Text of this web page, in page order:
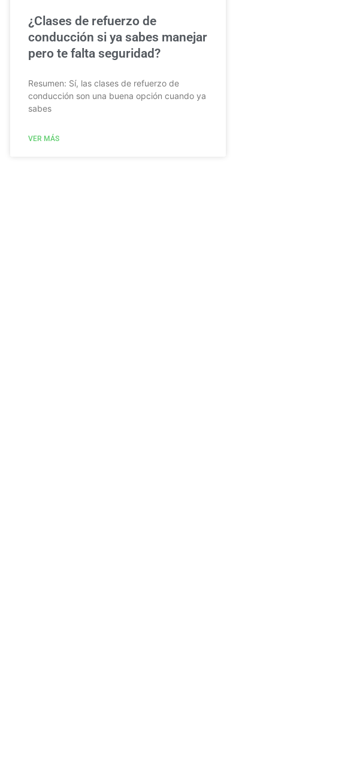
¿Clases de refuerzo de
conducción si ya sabes manejar
pero te falta seguridad?
Resumen: Sí, las clases de refuerzo de
conducción son una buena opción cuando ya
sabes
VER MÁS